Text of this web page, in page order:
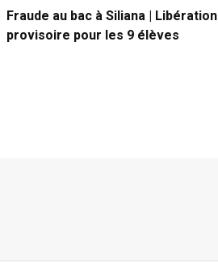
Fraude au bac à Siliana | Libération
provisoire pour les 9 élèves